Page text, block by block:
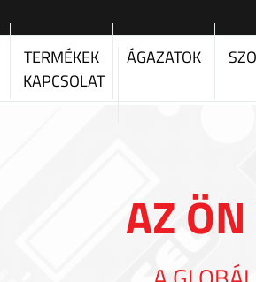
TERMÉKEK ÁGAZATOK
KAPCSOLAT
AZ